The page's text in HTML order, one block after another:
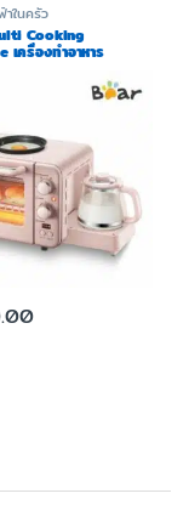
าในครัว
Cooking
ครื่องทำอาหาร